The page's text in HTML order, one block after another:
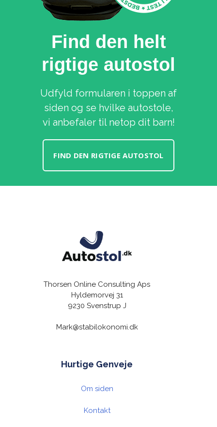
Find den helt
rigtige autostol
Udfyld formularen i toppen af
siden og se hvilke autostole,
vi anbefaler til netop dit barn!
FIND DEN RIGTIGE AUTOSTOL
Thorsen Online Consulting Aps
Hyldemorvej 31
9230 Svenstrup J
Mark@stabilokonomi.dk
Hurtige Genveje
Om siden
Kontakt